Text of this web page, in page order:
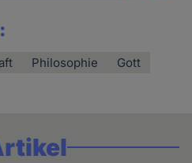
Philosophie
Gott